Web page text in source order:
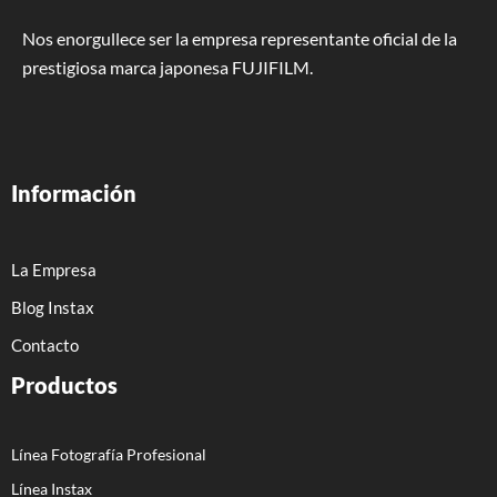
Nos enorgullece ser la empresa representante oficial de la
prestigiosa marca japonesa FUJIFILM.
Información
La Empresa
Blog Instax
Contacto
Productos
Línea Fotografía Profesional
Línea Instax